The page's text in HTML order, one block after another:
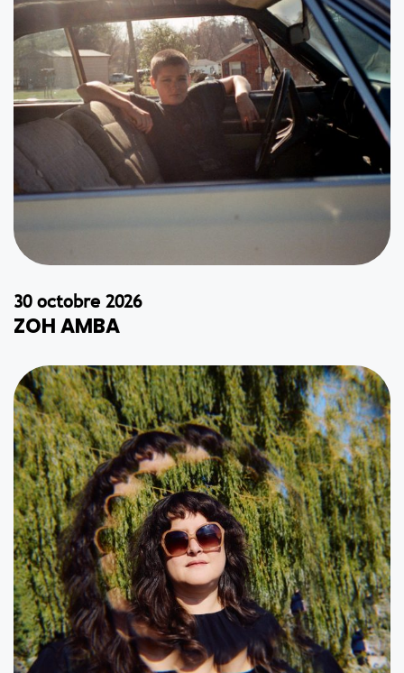
30 octobre 2026
ZOH AMBA